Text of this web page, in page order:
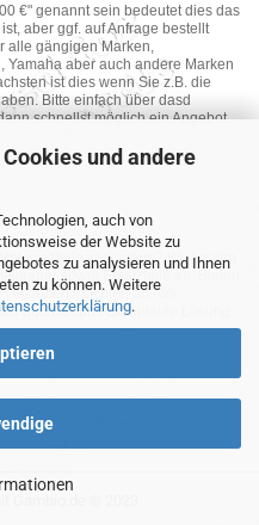
und andere
auch von
der Website zu
zu analysieren und Ihnen
zu können. Weitere
.
€" genannt sein bedeutet dies das
aber ggf. auf Anfrage bestellt
alle gängigen Marken,
aber auch andere Marken
ist dies wenn Sie z.B. die
Bitte einfach über dasd
schnellst möglich ein Angebot
verkaufen ? Wir kaufen
sowie Ersatzteile an. Bieten
möchten an. Wir
auch für uns akzeptable Lösung